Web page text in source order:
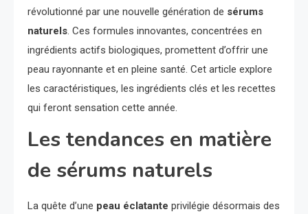
révolutionné par une nouvelle génération de sérums
naturels. Ces formules innovantes, concentrées en
ingrédients actifs biologiques, promettent d’offrir une
peau rayonnante et en pleine santé. Cet article explore
les caractéristiques, les ingrédients clés et les recettes
qui feront sensation cette année.
Les tendances en matière
de sérums naturels
La quête d’une peau éclatante privilégie désormais des